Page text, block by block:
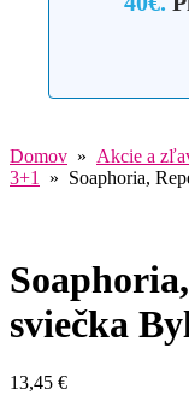
Domov » Akcie a
3+1
» Soaphoria,
sviečka
13,45 €